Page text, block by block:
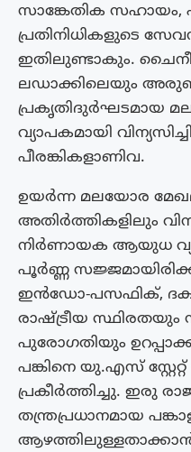
സാങ്കേതിക
പ്രതിനിധികളുടെ
ഇതിലുണ്ടാകും.
ലഡാക്കിലെയും
പ്രകൃതിദുർഘടമായ
വ്യാപകമായി
പീരങ്കികളാണിവ.
ഉയർന്ന മലയോര
അതിർത്തികളിലും
നിർണായക ആയുധ
പൂർണ്ണ
ഇന്‍ഡോ-പസഫിക്,
രാഷ്‌ട്രീയ സ്ഥിരതയും
പുരോഗതിയും
പങ്കിനെ യു.എസ് സ്റ്റേറ്റ്
പ്രകീർത്തിച്ചു. ഇരു
തന്ത്രപ്രധാനമായ